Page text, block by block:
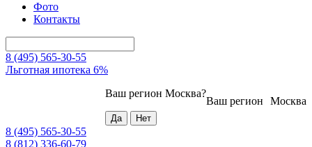
Фото
Контакты
8 (495) 565-30-55
Льготная ипотека 6%
Москва
Ваш регион
Ваш регион Москва?
8 (495) 565-30-55
8 (812) 336-60-79